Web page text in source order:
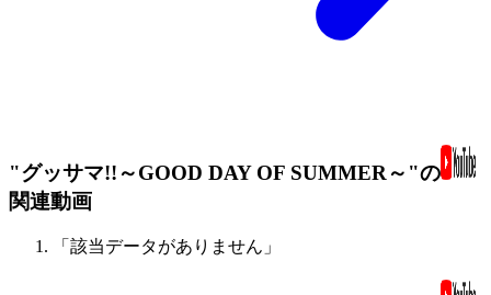
"グッサマ!!～GOOD DAY OF SUMMER～"の
関連動画
「該当データがありません」